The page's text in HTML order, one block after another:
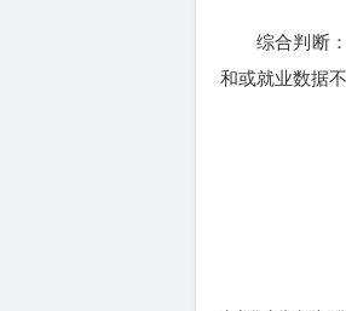
综合判断：
和或就业数据